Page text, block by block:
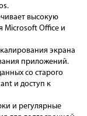
высокую
Microsoft Office и
экрана
приложений.
со старого
и доступ к
и регулярные